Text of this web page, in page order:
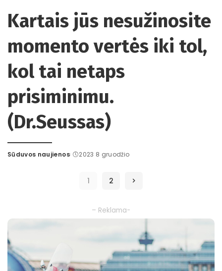
Kartais jūs nesužinosite
momento vertės iki tol,
kol tai netaps
prisiminimu.
(Dr.Seussas)
Posted
Sūduvos naujienos 2023 8 gruodžio
1 2
– Reklama-